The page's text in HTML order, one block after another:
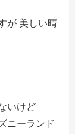
が 美しい晴
いけど
ニーランド